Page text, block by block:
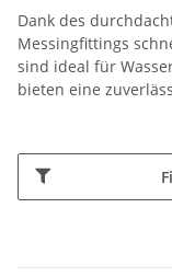
Dank des
Messingfittings
sind ideal für
bieten eine